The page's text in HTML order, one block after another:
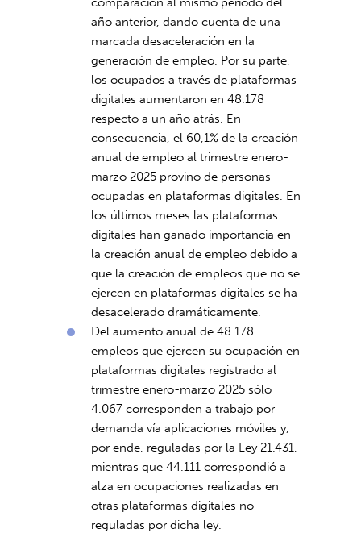
año anterior, dando cuenta de una
marcada desaceleración en la
generación de empleo. Por su parte,
los ocupados a través de plataformas
digitales aumentaron en 48.178
respecto a un año atrás. En
consecuencia, el 60,1% de la creación
anual de empleo al trimestre enero-
marzo 2025 provino de personas
ocupadas en plataformas digitales. En
los últimos meses las plataformas
digitales han ganado importancia en
la creación anual de empleo debido a
que la creación de empleos que no se
ejercen en plataformas digitales se ha
desacelerado dramáticamente.
Del aumento anual de 48.178
empleos que ejercen su ocupación en
plataformas digitales registrado al
trimestre enero-marzo 2025 sólo
4.067 corresponden a trabajo por
demanda vía aplicaciones móviles y,
por ende, reguladas por la Ley 21.431,
mientras que 44.111 correspondió a
alza en ocupaciones realizadas en
otras plataformas digitales no
reguladas por dicha ley.